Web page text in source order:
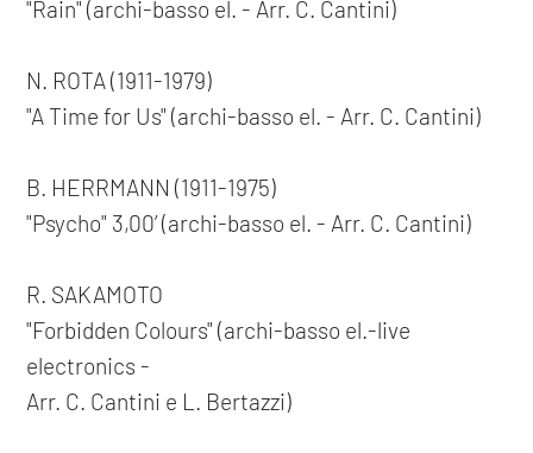
"Rain" (archi-basso el. - Arr. C. Cantini)
N. ROTA (1911-1979)
"A Time for Us" (archi-basso el. - Arr. C. Cantini)
B. HERRMANN (1911-1975)
"Psycho" 3,00’ (archi-basso el. - Arr. C. Cantini)
R. SAKAMOTO
"Forbidden Colours" (archi-basso el.-live
electronics -
Arr. C. Cantini e L. Bertazzi)